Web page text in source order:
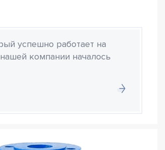
успешно работает на
компании началось